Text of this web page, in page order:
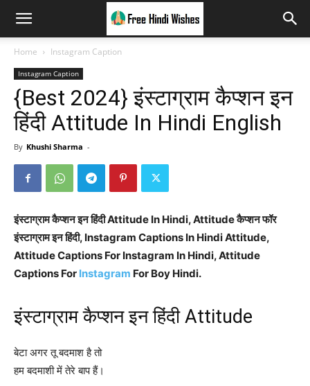
Home Instagram Caption
Instagram Caption
{Best 2024} इंस्टाग्राम कैप्शन इन
हिंदी Attitude In Hindi English
By Khushi Sharma -
इंस्टाग्राम कैप्शन इन हिंदी Attitude In Hindi, Attitude कैप्शन फॉर
इंस्टाग्राम इन हिंदी, Instagram Captions In Hindi Attitude,
Attitude Captions For Instagram In Hindi, Attitude
Captions For Instagram For Boy Hindi.
इंस्टाग्राम कैप्शन इन हिंदी Attitude
बेटा अगर तू बदमाश है तो
हम बदमाशी में तेरे बाप हैं।